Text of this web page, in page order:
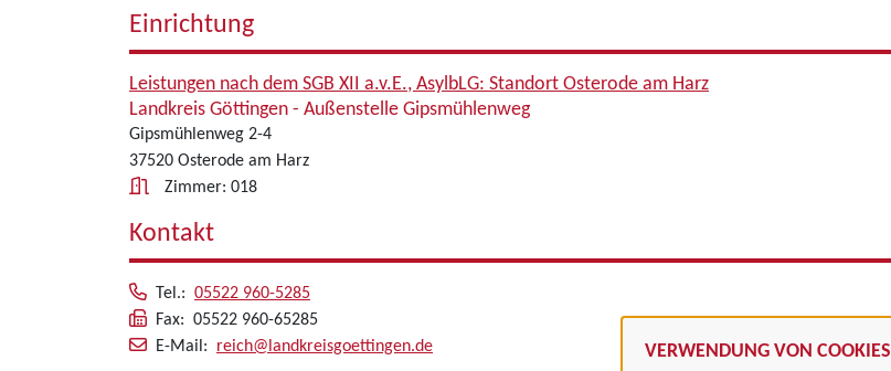
VERWENDUNG VON COOKIES
Einrichtung
Leistungen nach dem SGB XII a.v.E., AsylbLG: Standort Osterode am Harz
Landkreis Göttingen - Außenstelle Gipsmühlenweg
Gipsmühlenweg 2-4
37520 Osterode am Harz
Zimmer: 018
Kontakt
Tel.: 05522 960-5285
Fax: 05522 960-65285
E-Mail: reich@landkreisgoettingen.de